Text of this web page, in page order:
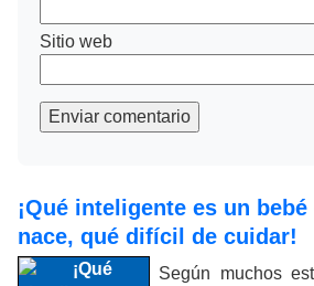
Sitio web
Enviar comentario
¡Qué inteligente es un
nace, qué difícil de cuidar!
Según muchos